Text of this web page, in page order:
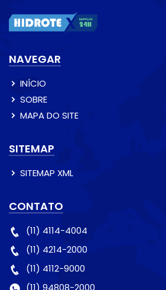
NAVEGAR
INÍCIO
SOBRE
MAPA DO SITE
SITEMAP
SITEMAP XML
CONTATO
(11) 4114-4004
(11) 4214-2000
(11) 4112-9000
(11) 94808-2000